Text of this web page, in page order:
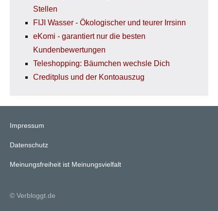
Stellen
FIJI Wasser - Ökologischer und teurer Irrsinn
eKomi - garantiert nur die besten
Kundenbewertungen
Teleshopping: Bäumchen wechsle Dich
Creditplus und der Kontoauszug
Impressum
Datenschutz
Meinungsfreiheit ist Meinungsvielfalt
© Verbloggt.de